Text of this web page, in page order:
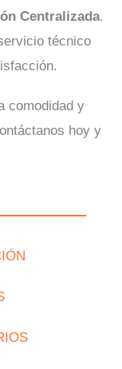
Centralizada.
técnico
comodidad y
hoy y